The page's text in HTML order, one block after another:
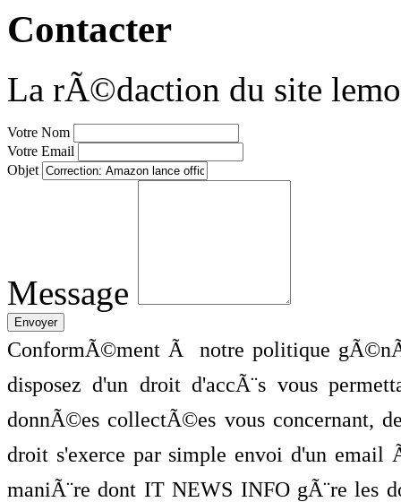
Contacter
La rÃ©daction du site
Votre Nom
Votre Email
Objet
Message
ConformÃ©ment Ã notre politique
disposez d'un droit d'accÃ¨s vous
donnÃ©es collectÃ©es vous concernant,
droit s'exerce par simple envoi d'un
maniÃ¨re dont IT NEWS INFO gÃ¨re les